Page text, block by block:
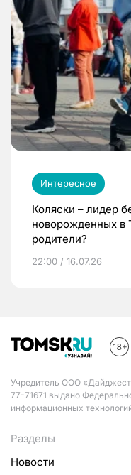
Интересное
Коляски – лидер
новорожденных в
родители?
22:00 / 16.07.26
Учредитель ООО
77-71671 выдано
информационных
Разделы
Новости